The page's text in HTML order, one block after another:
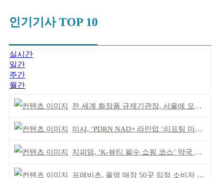
인기기사 TOP 10
실시간
일간
주간
월간
전 세계 화장품 규제기관장, 서울에 모인다
미샤, ‘PDRN NAD+ 라인업 ‘리프팅 마스크’ 출시
지피덤, ‘K-뷰티 필수 쇼핑 코스’ 약국 공략
프레비츠, 올영 매장 50곳 입점 소비자 접점 강화